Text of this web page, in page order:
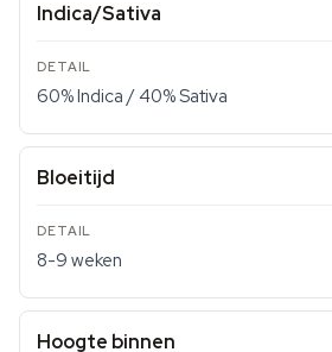
Indica/Sativa
60% Indica / 40% Sativa
Bloeitijd
8-9 weken
Hoogte binnen